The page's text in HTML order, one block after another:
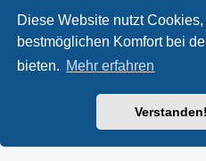
Diese Website nutzt
bestmöglichen Komfort bei
bieten. Mehr erfahren
Verstanden!